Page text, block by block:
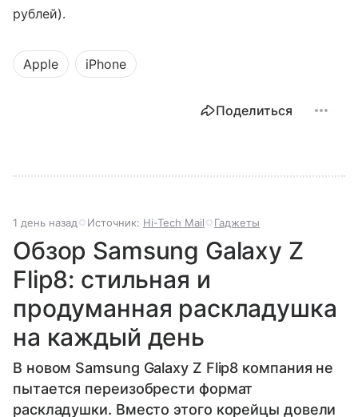
рублей).
Apple iPhone
Поделиться
1 день назад Источник: Hi-Tech Mail Гаджеты
Обзор Samsung Galaxy Z
Flip8: стильная и
продуманная раскладушка
на каждый день
В новом Samsung Galaxy Z Flip8 компания не
пытается переизобрести формат
раскладушки. Вместо этого корейцы довели